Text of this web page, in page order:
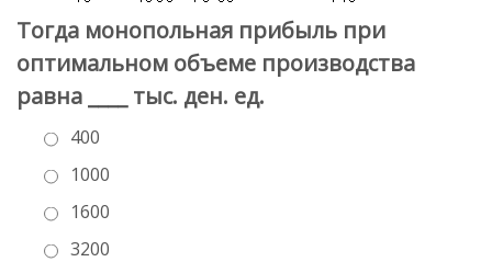
Тогда монопольная прибыль при
оптимальном объеме производства
равна ____ тыс. ден. ед.
400
1000
1600
3200